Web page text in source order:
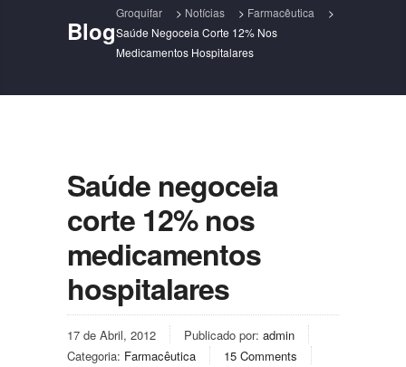
Blog
Groquifar > Notícias > Farmacêutica
>
Saúde Negoceia Corte 12% Nos
Medicamentos Hospitalares
Saúde negoceia
corte 12% nos
medicamentos
hospitalares
17 de Abril, 2012 Publicado por: admin
Categoria: Farmacêutica 15 Comments